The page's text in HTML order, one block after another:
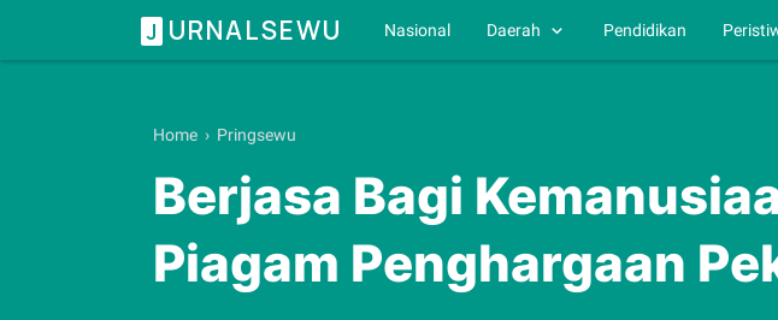
J URNALSEWU Nasional Daerah Pendidikan
Home › Pringsewu
Berjasa Bagi
Piagam Penghargaan